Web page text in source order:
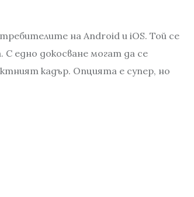
на Android и iOS. Той се
С едно докосване могат да се
кадър. Опцията е супер, но